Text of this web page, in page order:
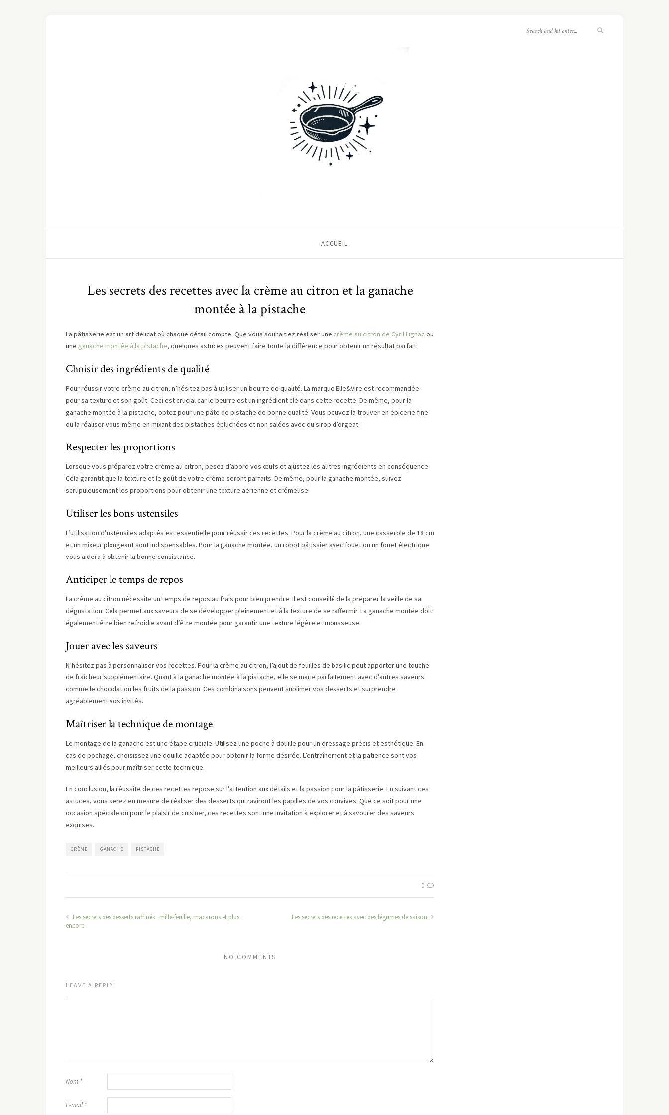
ACCUEIL
Les secrets des recettes avec la crème au citron et la ganache
montée à la pistache
La pâtisserie est un art délicat où chaque détail compte. Que vous souhaitiez réaliser une crème au citron de Cyril Lignac ou
une ganache montée à la pistache, quelques astuces peuvent faire toute la différence pour obtenir un résultat parfait.
Choisir des ingrédients de qualité
Pour réussir votre crème au citron, n’hésitez pas à utiliser un beurre de qualité. La marque Elle&Vire est recommandée
pour sa texture et son goût. Ceci est crucial car le beurre est un ingrédient clé dans cette recette. De même, pour la
ganache montée à la pistache, optez pour une pâte de pistache de bonne qualité. Vous pouvez la trouver en épicerie fine
ou la réaliser vous-même en mixant des pistaches épluchées et non salées avec du sirop d’orgeat.
Respecter les proportions
Lorsque vous préparez votre crème au citron, pesez d’abord vos œufs et ajustez les autres ingrédients en conséquence.
Cela garantit que la texture et le goût de votre crème seront parfaits. De même, pour la ganache montée, suivez
scrupuleusement les proportions pour obtenir une texture aérienne et crémeuse.
Utiliser les bons ustensiles
L’utilisation d’ustensiles adaptés est essentielle pour réussir ces recettes. Pour la crème au citron, une casserole de 18 cm
et un mixeur plongeant sont indispensables. Pour la ganache montée, un robot pâtissier avec fouet ou un fouet électrique
vous aidera à obtenir la bonne consistance.
Anticiper le temps de repos
La crème au citron nécessite un temps de repos au frais pour bien prendre. Il est conseillé de la préparer la veille de sa
dégustation. Cela permet aux saveurs de se développer pleinement et à la texture de se raffermir. La ganache montée doit
également être bien refroidie avant d’être montée pour garantir une texture légère et mousseuse.
Jouer avec les saveurs
N’hésitez pas à personnaliser vos recettes. Pour la crème au citron, l’ajout de feuilles de basilic peut apporter une touche
de fraîcheur supplémentaire. Quant à la ganache montée à la pistache, elle se marie parfaitement avec d’autres saveurs
comme le chocolat ou les fruits de la passion. Ces combinaisons peuvent sublimer vos desserts et surprendre
agréablement vos invités.
Maîtriser la technique de montage
Le montage de la ganache est une étape cruciale. Utilisez une poche à douille pour un dressage précis et esthétique. En
cas de pochage, choisissez une douille adaptée pour obtenir la forme désirée. L’entraînement et la patience sont vos
meilleurs alliés pour maîtriser cette technique.
En conclusion, la réussite de ces recettes repose sur l’attention aux détails et la passion pour la pâtisserie. En suivant ces
astuces, vous serez en mesure de réaliser des desserts qui raviront les papilles de vos convives. Que ce soit pour une
occasion spéciale ou pour le plaisir de cuisiner, ces recettes sont une invitation à explorer et à savourer des saveurs
exquises.
CRÈME GANACHE PISTACHE
0
Les secrets des desserts raffinés : mille-feuille, macarons et plus
encore
Les secrets des recettes avec des légumes de saison
NO COMMENTS
LEAVE A REPLY
Nom *
E-mail *